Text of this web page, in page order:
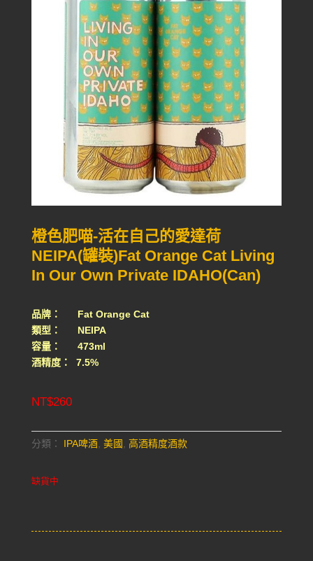
橙色肥喵-活在自己的愛達荷
NEIPA(罐裝)Fat Orange Cat Living
In Our Own Private IDAHO(Can)
品牌： Fat Orange Cat
類型： NEIPA
容量： 473ml
酒精度： 7.5%
NT$260
分類： IPA啤酒, 美國, 高酒精度酒款
缺貨中